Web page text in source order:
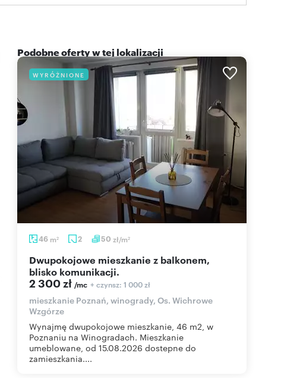
Podobne oferty w tej lokalizacji
WYRÓŻNIONE
46 m2 2 50 zł/m2
Dwupokojowe mieszkanie z balkonem,
blisko komunikacji.
2 300 zł /mc + czynsz: 1 000 zł
mieszkanie Poznań, winogrady, Os. Wichrowe
Wzgórze
Wynajmę dwupokojowe mieszkanie, 46 m2, w
Poznaniu na Winogradach. Mieszkanie
umeblowane, od 15.08.2026 dostepne do
zamieszkania....